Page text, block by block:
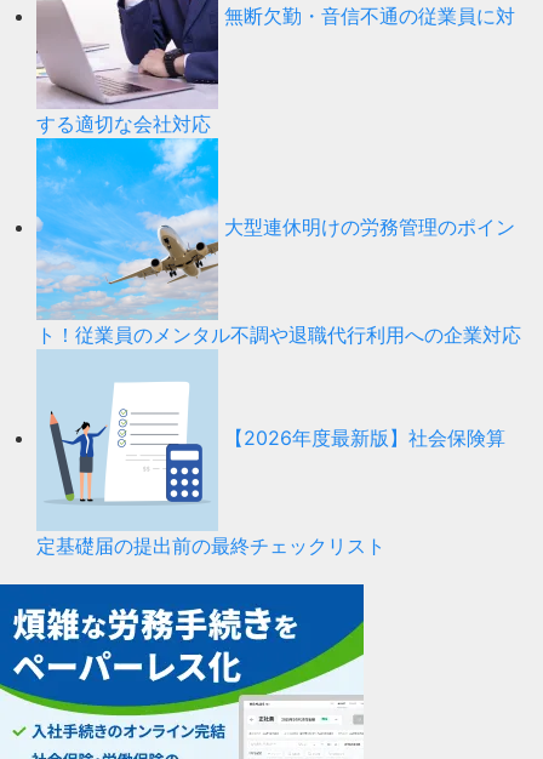
無断欠勤・音信不通の従業員に対
する適切な会社対応
大型連休明けの労務管理のポイン
ト！従業員のメンタル不調や退職代行利用への企業対応
【2026年度最新版】社会保険算
定基礎届の提出前の最終チェックリスト